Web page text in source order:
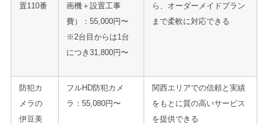
置110番
画機＋設置工事
費）：55,000円〜
※2台目からは1台
につき31,800円〜
ら、オーダーメイドプラン
まで柔軟に対応できる
防犯カ
メラの
伊豆美
フルHD防犯カメ
ラ：55,080円〜
関西エリアでの信頼と実績
をもとに質の高いサービス
を提供できる